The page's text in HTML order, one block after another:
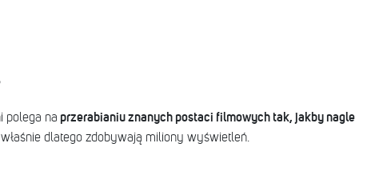
polega na przerabianiu znanych postaci filmowych tak, jakby nagle
dlatego zdobywają miliony wyświetleń.